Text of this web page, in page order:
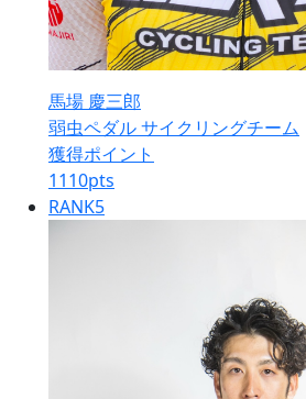
馬場 慶三郎
弱虫ペダル サイクリングチーム
獲得ポイント
1110pts
RANK5